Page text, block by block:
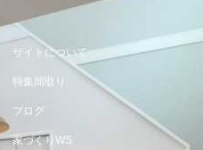
サイトについて
特集間取り
ブログ
家づくりWS